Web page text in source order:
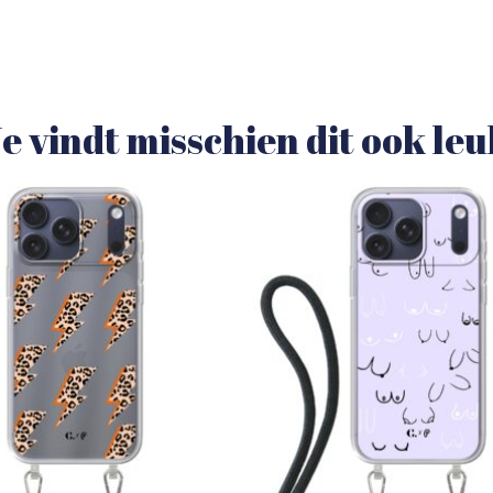
vindt misschien dit ook